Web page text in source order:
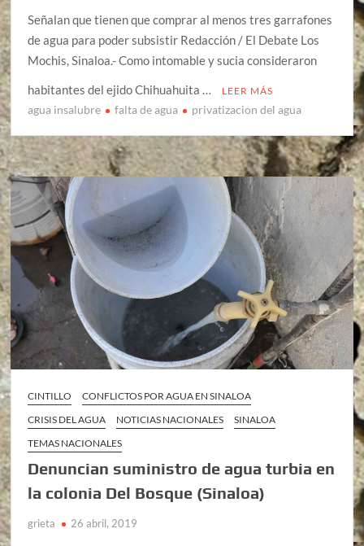
Señalan que tienen que comprar al menos tres garrafones
de agua para poder subsistir Redacción / El Debate Los
Mochis, Sinaloa.- Como intomable y sucia consideraron
habitantes del ejido Chihuahuita …
LEER MÁS
agua insalubre falta de agua privatizacion del agua
CINTILLO
CONFLICTOS POR AGUA EN SINALOA
CRISIS DEL AGUA
NOTICIAS NACIONALES
SINALOA
TEMAS NACIONALES
Denuncian suministro de agua turbia en
la colonia Del Bosque (Sinaloa)
grieta 26 abril, 2019